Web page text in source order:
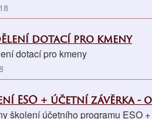
dotací pro kmeny
dotací pro kmeny
ESO + účetní závěrka -
školení účetního programu ESO